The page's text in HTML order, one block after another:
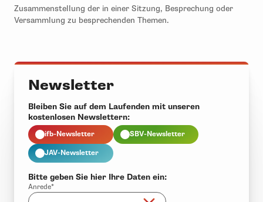
Zusammenstellung der in einer Sitzung, Besprechung oder
Versammlung zu besprechenden Themen.
Newsletter
Bleiben Sie auf dem Laufenden mit unseren
kostenlosen Newslettern:
ifb-Newsletter SBV-Newsletter
JAV-Newsletter
Bitte geben Sie hier Ihre Daten ein:
Anrede*